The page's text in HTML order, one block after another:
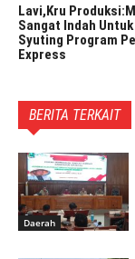
Lavi,Kru
Sangat Indah
Syuting Program
Express
BERITA TERKAIT
Daerah